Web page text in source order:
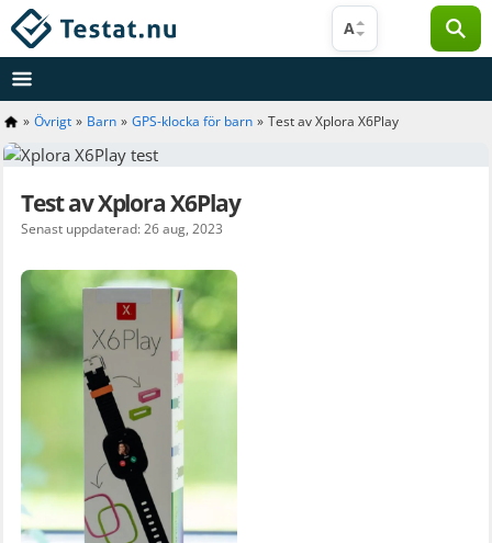
Hoppa
till
innehåll
A
» Övrigt » Barn » GPS-klocka för barn » Test av Xplora X6Play
Test av Xplora X6Play
Senast uppdaterad: 26 aug, 2023